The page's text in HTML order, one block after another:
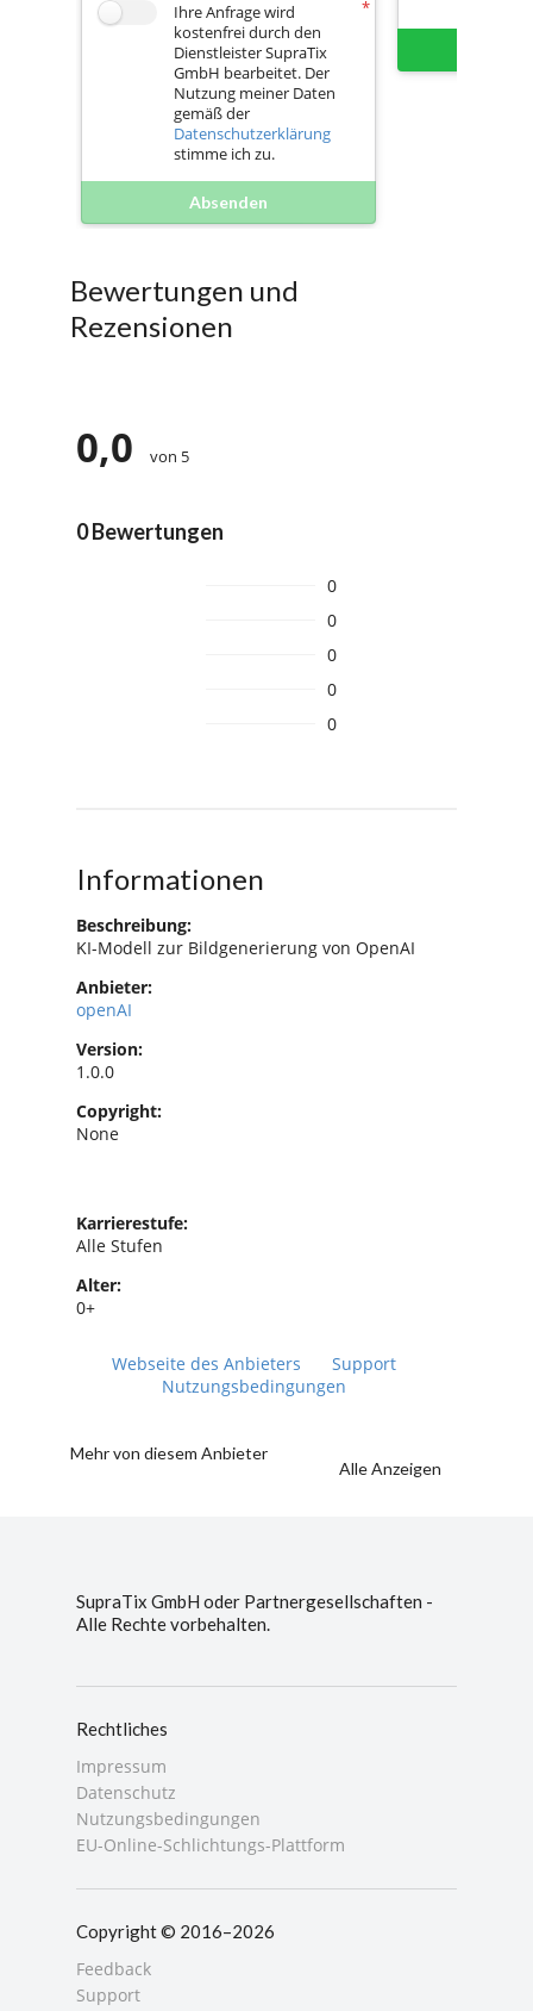
Ihre Anfrage wird
kostenfrei durch den
Dienstleister SupraTix
GmbH bearbeitet. Der
Nutzung meiner Daten
gemäß der
Datenschutzerklärung
stimme ich zu.
Absenden
Bewertungen und
Rezensionen
0,0 von 5
0 Bewertungen
0
0
0
0
0
Informationen
Beschreibung:
KI-Modell zur Bildgenerierung von OpenAI
Anbieter:
openAI
Version:
1.0.0
Copyright:
None
Karrierestufe:
Alle Stufen
Alter:
0+
Webseite des Anbieters
Support
Nutzungsbedingungen
Mehr von diesem Anbieter
Alle Anzeigen
SupraTix GmbH oder Partnergesellschaften -
Alle Rechte vorbehalten.
Rechtliches
Impressum
Datenschutz
Nutzungsbedingungen
EU-Online-Schlichtungs-Plattform
Copyright © 2016–2026
Feedback
Support